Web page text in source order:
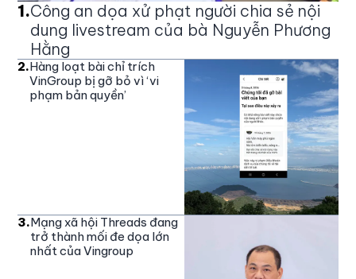
1.Công an dọa xử phạt người chia sẻ nội
dung livestream của bà Nguyễn Phương
Hằng
2.Hàng loạt bài chỉ trích
VinGroup bị gỡ bỏ vì ‘vi
phạm bản quyền’
3.Mạng xã hội Threads đang
trở thành mối đe dọa lớn
nhất của Vingroup